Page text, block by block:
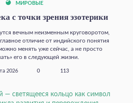
МИРОВЫЕ
с точки зрения эзотерики
вечным неизменным круговоротом,
отличие от индийского понятия
менять уже сейчас, а не просто
его в следующей жизни.
2026 0 113